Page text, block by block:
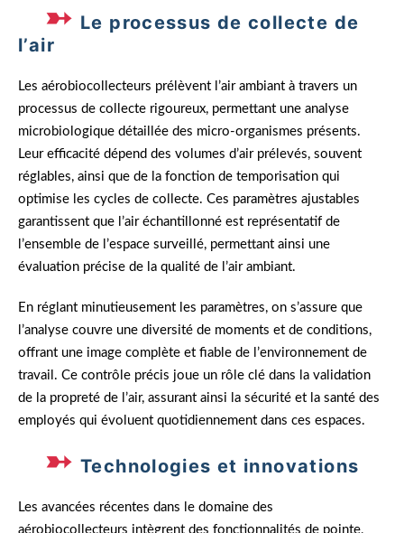
Le processus de collecte de
l’air
Les aérobiocollecteurs prélèvent l’air ambiant à travers un
processus de collecte rigoureux, permettant une analyse
microbiologique détaillée des micro-organismes présents.
Leur efficacité dépend des volumes d’air prélevés, souvent
réglables, ainsi que de la fonction de temporisation qui
optimise les cycles de collecte. Ces paramètres ajustables
garantissent que l’air échantillonné est représentatif de
l’ensemble de l’espace surveillé, permettant ainsi une
évaluation précise de la qualité de l’air ambiant.
En réglant minutieusement les paramètres, on s’assure que
l’analyse couvre une diversité de moments et de conditions,
offrant une image complète et fiable de l’environnement de
travail. Ce contrôle précis joue un rôle clé dans la validation
de la propreté de l’air, assurant ainsi la sécurité et la santé des
employés qui évoluent quotidiennement dans ces espaces.
Technologies et innovations
Les avancées récentes dans le domaine des
aérobiocollecteurs intègrent des fonctionnalités de pointe,